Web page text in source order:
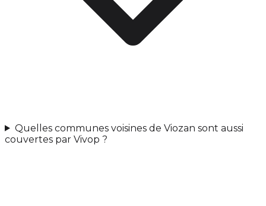
Quelles communes voisines de Viozan sont aussi
couvertes par Vivop ?